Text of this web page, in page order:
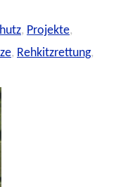
, Projekte,
, Rehkitzrettung,